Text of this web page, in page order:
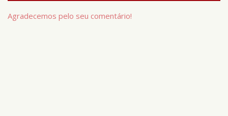
Agradecemos pelo seu comentário!